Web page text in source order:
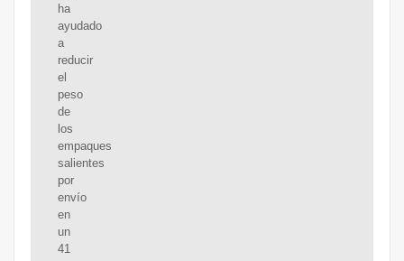
ha
ayudado
a
reducir
el
peso
de
los
empaques
salientes
por
envío
en
un
41